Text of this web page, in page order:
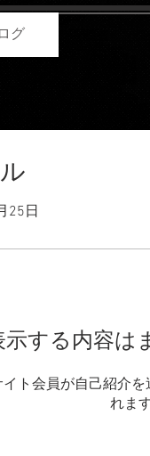
グ
25日
示する内容は
イト会員が自己紹介
れます